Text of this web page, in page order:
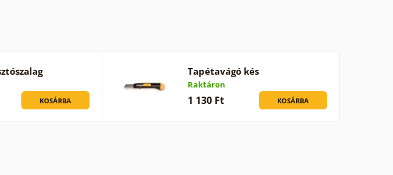
KOSÁRBA
Tapétavágó kés
Raktáron
1 130 Ft KOSÁRBA